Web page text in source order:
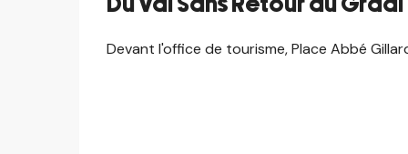
Du Val Sans Retour au
Devant l'office de tourisme, Place Abbé